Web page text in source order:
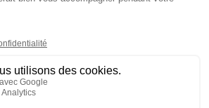
Mentions légales-CGV-Politique de
des cookies